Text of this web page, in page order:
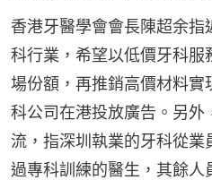
香港牙醫學會會長陳超余
科行業，希望以低價牙科服
場份額，再推銷高價材料實
科公司在港投放廣告。另外
流，指深圳執業的牙科從
過專科訓練的醫生，其餘人